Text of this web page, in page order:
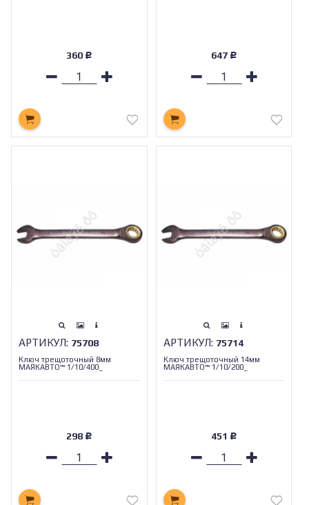
360 Р 647 Р
АРТИКУЛ: 75708
Ключ трещоточный 8мм
МАЯКАВТО™ 1/10/400_
298 Р
АРТИКУЛ: 75714
Ключ трещоточный 14мм
МАЯКАВТО™ 1/10/200_
451 Р